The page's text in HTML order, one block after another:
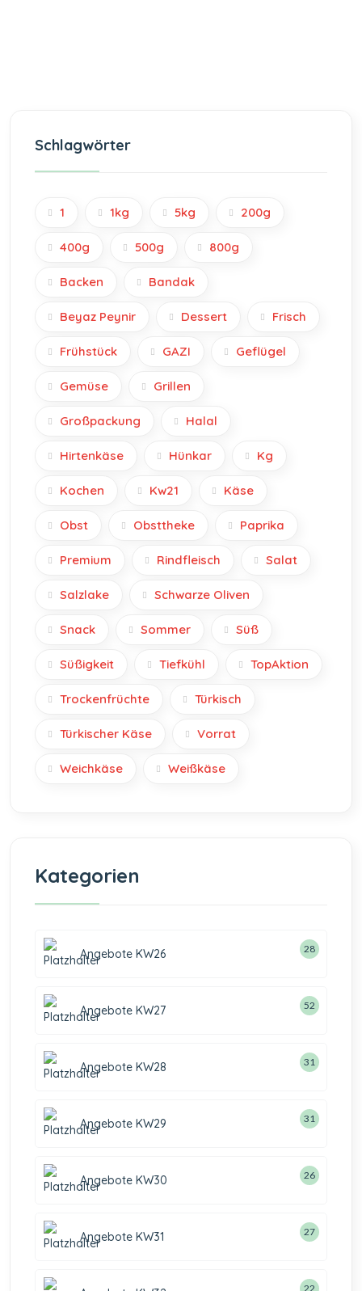
Schlagwörter
1 1kg 5kg 200g
400g 500g 800g
Backen Bandak
Beyaz Peynir Dessert Frisch
Frühstück GAZI Geflügel
Gemüse Grillen
Großpackung Halal
Hirtenkäse Hünkar Kg
Kochen Kw21 Käse
Obst Obsttheke Paprika
Premium Rindfleisch Salat
Salzlake Schwarze Oliven
Snack Sommer Süß
Süßigkeit Tiefkühl TopAktion
Trockenfrüchte Türkisch
Türkischer Käse Vorrat
Weichkäse Weißkäse
Kategorien
Angebote KW26 28
Angebote KW27 52
Angebote KW28 31
Angebote KW29 31
Angebote KW30 26
Angebote KW31 27
22